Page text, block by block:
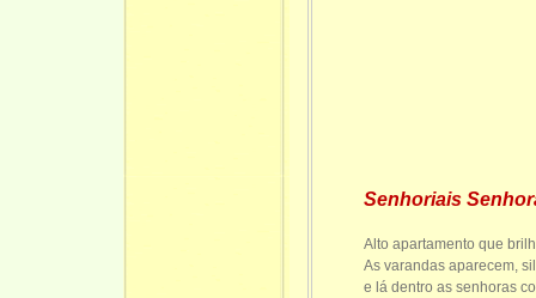
Senhoriais
Alto apartamento que
As varandas aparecem,
e lá dentro as senhoras